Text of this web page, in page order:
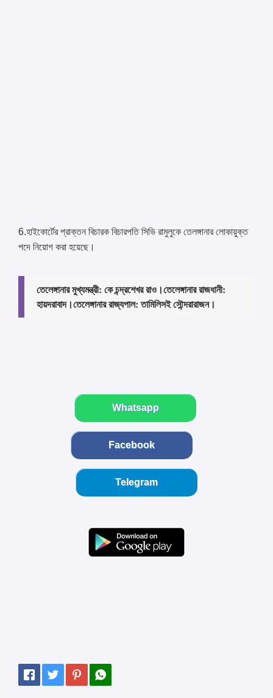
6.হাইকোর্টের প্রাক্তন বিচারক বিচারপতি সিভি রামুলুকে তেলঙ্গানার লোকায়ুক্ত
পদে নিয়োগ করা হয়েছে।
তেলেঙ্গানার মুখ্যমন্ত্রী: কে চন্দ্রশেখর রাও।তেলেঙ্গানার রাজধানী:
হায়দরাবাদ।তেলেঙ্গানার রাজ্যপাল: তামিলিসই সৌন্দরারাজন।
Whatsapp
Facebook
Telegram